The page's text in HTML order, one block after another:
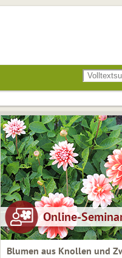
Blumen aus Knollen und